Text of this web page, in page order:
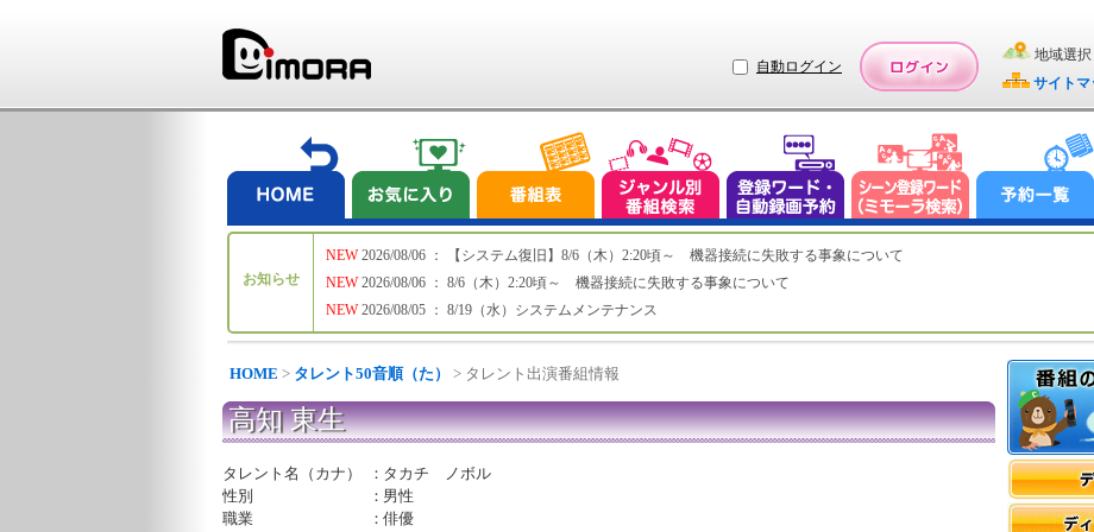
自動ログイン
地域選択
サイトマ
お知らせ
NEW
NEW
NEW
2026/08/06 ： 【システム復旧】8/6（木）2:20頃～ 機器接続に失敗する事象について
2026/08/06 ： 8/6（木）2:20頃～ 機器接続に失敗する事象について
2026/08/05 ： 8/19（水）システムメンテナンス
HOME > タレント50音順（た） > タレント出演番組情報
高知 東生
タレント名（カナ） ： タカチ ノボル
性別
： 男性
職業
：俳優